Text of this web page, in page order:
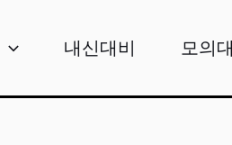
내신대비 모의